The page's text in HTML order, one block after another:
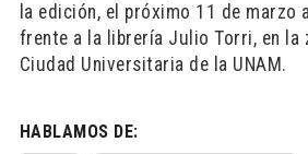
la edición, el próximo 11 de marzo
frente a la librería Julio Torri, en la
Ciudad Universitaria de la UNAM.
HABLAMOS DE: